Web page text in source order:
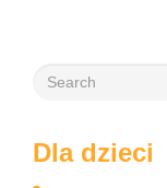
Dla dzieci